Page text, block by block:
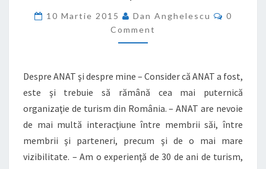
ŞI
DESPRE
MINE
10 Martie 2015 Dan Anghelescu
0
Comment
Despre ANAT şi despre mine – Consider că ANAT a fost,
este şi trebuie să rămână cea mai puternică
organizaţie de turism din România. – ANAT are nevoie
de mai multă interacţiune între membrii săi, între
membrii şi parteneri, precum şi de o mai mare
vizibilitate. – Am o experienţă de 30 de ani de turism,